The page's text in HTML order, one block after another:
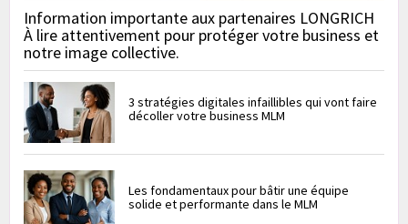
Information importante aux partenaires LONGRICH
À lire attentivement pour protéger votre business et
notre image collective.
3 stratégies digitales infaillibles qui vont faire
décoller votre business MLM
Les fondamentaux pour bâtir une équipe
solide et performante dans le MLM